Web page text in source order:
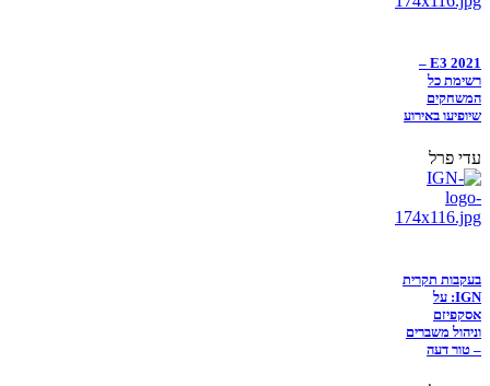
E3 2021 –
רשימת כל
המשחקים
שיופיעו באירוע
עדי פרל
בעקבות תקרית
IGN: על
אסקפיזם
וניהול משברים
– טור דעה